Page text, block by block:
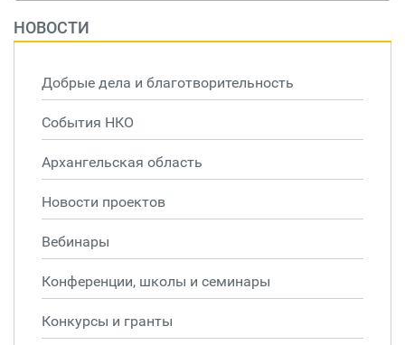
НОВОСТИ
Добрые дела и благотворительность
События НКО
Архангельская область
Новости проектов
Вебинары
Конференции, школы и семинары
Конкурсы и гранты